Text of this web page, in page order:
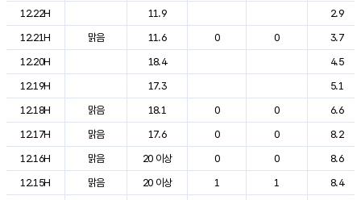
12.22H
11.9
2.9
12.21H
맑음 11.6 0 0
3.7
12.20H
18.4
4.5
12.19H
17.3
5.1
12.18H
맑음 18.1 0 0
6.6
12.17H
맑음 17.6 0 0
8.2
12.16H
맑음 20 이상 0 0
8.6
12.15H
맑음 20 이상 1 1
8.4